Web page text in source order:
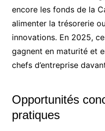
encore les fonds de la
alimenter la trésorerie
innovations. En 2025,
gagnent en maturité et
chefs d’entreprise
Opportunités
pratiques